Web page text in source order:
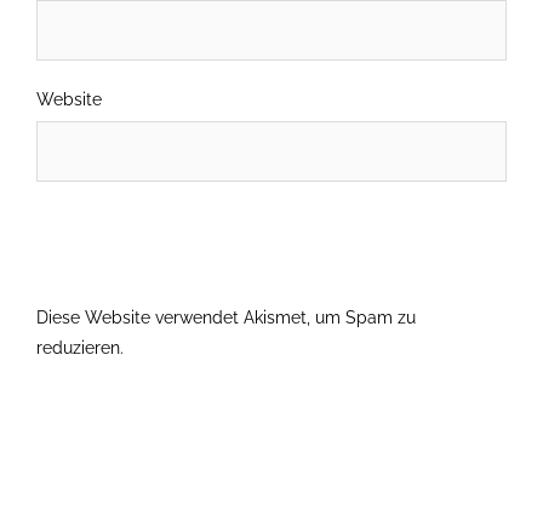
Website
Diese Website verwendet Akismet, um Spam zu
reduzieren.